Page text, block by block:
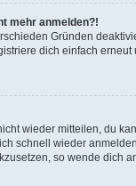
mehr anmelden?!
Gründen
dich einfach
wieder mitteilen, du
schnell wieder
so wende dich